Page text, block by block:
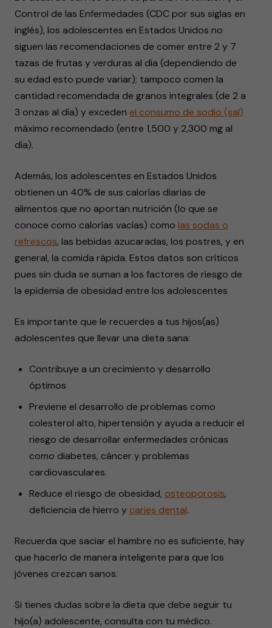
Control de las Enfermedades (CDC por sus siglas en
inglés), los adolescentes en Estados Unidos no
siguen las recomendaciones de comer entre 2 y 7
tazas de frutas y verduras al día (dependiendo de
su edad esto puede variar); tampoco comen la
cantidad recomendada de granos integrales (de 2 a
3 onzas al día) y exceden el consumo de sodio (sal)
máximo recomendado (entre 1,500 y 2,300 mg al
día).
Además, los adolescentes en Estados Unidos
obtienen un 40% de sus calorías diarias de
alimentos que no aportan nutrición (lo que se
conoce como calorías vacías) como las sodas o
refrescos, las bebidas azucaradas, los postres, y en
general, la comida rápida. Estos datos son críticos
pues sin duda se suman a los factores de riesgo de
la epidemia de obesidad entre los adolescentes
Es importante que le recuerdes a tus hijos(as)
adolescentes que llevar una dieta sana:
Contribuye a un crecimiento y desarrollo
óptimos
Previene el desarrollo de problemas como
colesterol alto, hipertensión y ayuda a reducir el
riesgo de desarrollar enfermedades crónicas
como diabetes, cáncer y problemas
cardiovasculares.
Reduce el riesgo de obesidad, osteoporosis,
deficiencia de hierro ycaries dental.
Recuerda que saciar el hambre no es suficiente, hay
que hacerlo de manera inteligente para que los
jóvenes crezcan sanos.
Si tienes dudas sobre la dieta que debe seguir tu
hijo(a) adolescente, consulta con tu médico.